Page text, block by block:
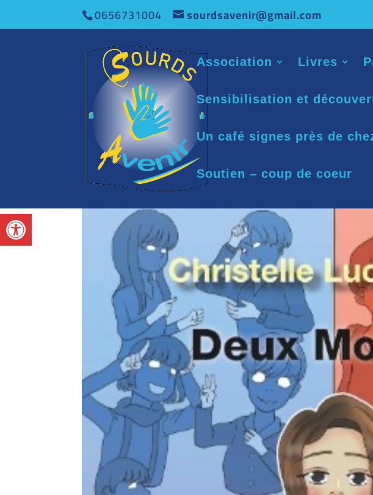
Ouvrir la barre d’outils
0656731004 sourdsavenir@gmail.com
Association Livres
Sensibilisation et
Un café signes près de
Soutien – coup de coeur